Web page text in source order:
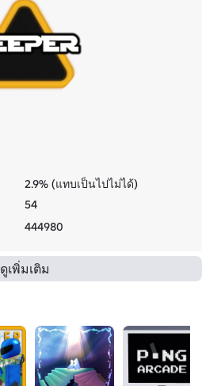
2.9% (แทบเป็นไปไม่ได้)
54
444980
ดูเพิ่มเติม